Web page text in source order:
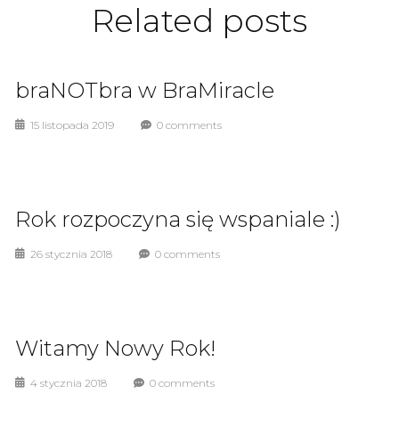
Related posts
braNOTbra w BraMiracle
15 listopada 2019 0 comments
Rok rozpoczyna się wspaniale :)
26 stycznia 2018 0 comments
Witamy Nowy Rok!
4 stycznia 2018 0 comments